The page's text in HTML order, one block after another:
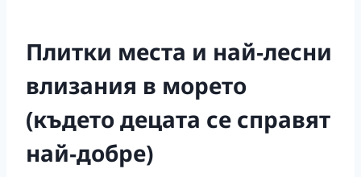
Плитки места и най‑лесни
влизания в морето
(където децата се справят
най‑добре)